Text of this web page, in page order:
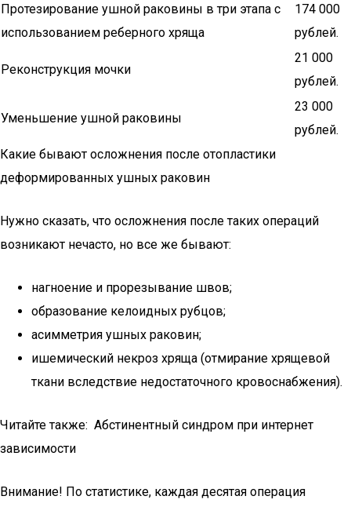
Протезирование ушной раковины в три этапа с
использованием реберного хряща
174 000
рублей.
Реконструкция мочки
21 000
рублей.
Уменьшение ушной раковины
23 000
рублей.
Какие бывают осложнения после отопластики
деформированных ушных раковин
Нужно сказать, что осложнения после таких операций
возникают нечасто, но все же бывают:
нагноение и прорезывание швов;
образование келоидных рубцов;
асимметрия ушных раковин;
ишемический некроз хряща (отмирание хрящевой
ткани вследствие недостаточного кровоснабжения).
Читайте также: Абстинентный синдром при интернет
зависимости
Внимание! По статистике, каждая десятая операция